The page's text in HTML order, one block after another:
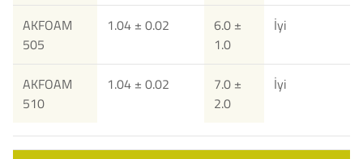
AKFOAM
505
1.04 ± 0.02
6.0 ±
1.0
İyi
AKFOAM
510
1.04 ± 0.02
7.0 ±
2.0
İyi